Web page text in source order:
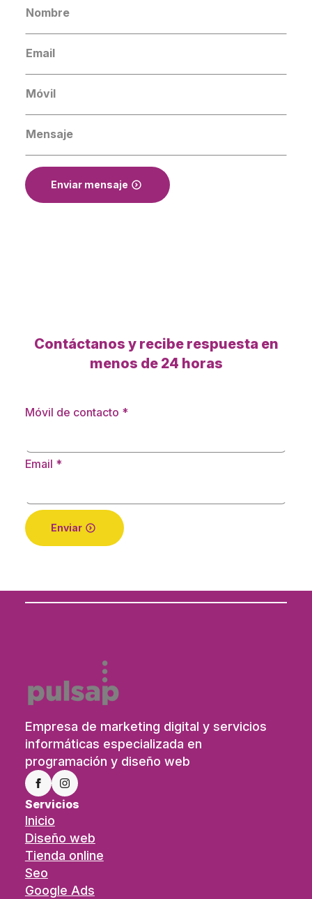
Nombre
*
Email
*
Número
*
Message
Enviar mensaje
Contáctanos y recibe respuesta en
menos de 24 horas
Móvil de contacto *
Email *
Enviar
Empresa de marketing digital y servicios
informáticas especializada en
programación y diseño web
Servicios
Inicio
Diseño web
Tienda online
Seo
Google Ads